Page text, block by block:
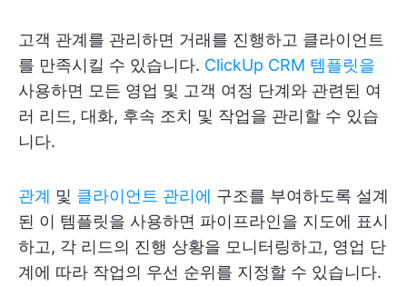
고객 관계를 관리하면 거래를 진행하고 클라이언트
를 만족시킬 수 있습니다. ClickUp CRM 템플릿을
사용하면 모든 영업 및 고객 여정 단계와 관련된 여
러 리드, 대화, 후속 조치 및 작업을 관리할 수 있습
니다.
관계 및 클라이언트 관리에 구조를 부여하도록 설계
된 이 템플릿을 사용하면 파이프라인을 지도에 표시
하고, 각 리드의 진행 상황을 모니터링하고, 영업 단
계에 따라 작업의 우선 순위를 지정할 수 있습니다.